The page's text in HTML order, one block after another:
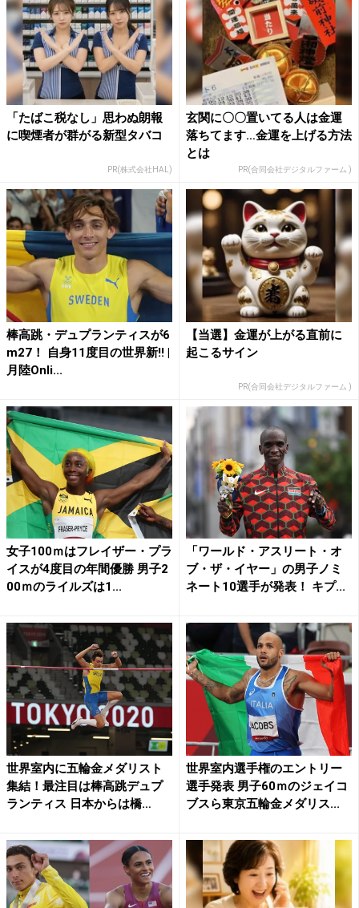
「たばこ税なし」思わぬ朗報
に喫煙者が群がる新型タバコ
PR(株式会社HAL)
玄関に〇〇置いてる人は金運
落ちてます…金運を上げる方法
とは
PR(合同会社デジタルファーム )
棒高跳・デュプランティスが6
m27！ 自身11度目の世界新!! |
月陸Onli...
【当選】金運が上がる直前に
起こるサイン
PR(合同会社デジタルファーム )
女子100ｍはフレイザー・プラ
イスが4度目の年間優勝 男子2
00ｍのライルズは1...
「ワールド・アスリート・オ
ブ・ザ・イヤー」の男子ノミ
ネート10選手が発表！ キプ...
世界室内に五輪金メダリスト
集結！最注目は棒高跳デュプ
ランティス 日本からは橋
世界室内選手権のエントリー
選手発表 男子60ｍのジェイコ
ブスら東京五輪金メダリス...